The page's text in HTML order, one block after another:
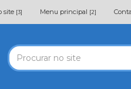
site [3] Menu principal [2]